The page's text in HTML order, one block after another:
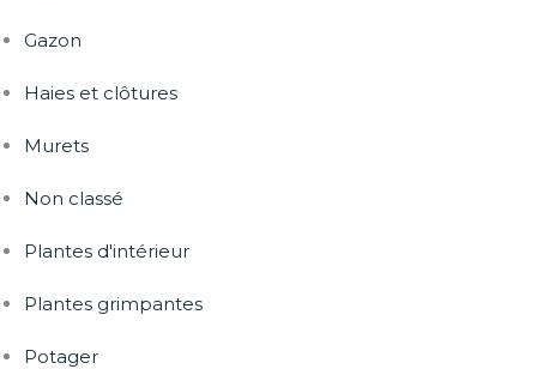
Gazon
Haies et clôtures
Murets
Non classé
Plantes d'intérieur
Plantes grimpantes
Potager